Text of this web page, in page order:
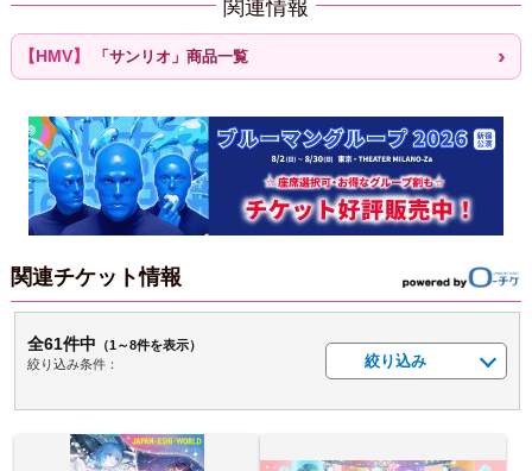
関連情報
「サンリオ」商品一覧
関連チケット情報
全61件中 （1～8件を表示）
絞り込み条件：
絞り込み